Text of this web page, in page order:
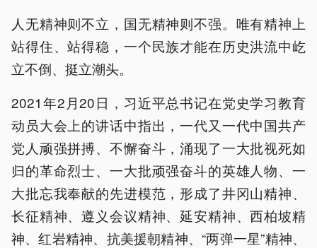
人无精神则不立，国无精神则不强。唯有精神上
站得住、站得稳，一个民族才能在历史洪流中屹
立不倒、挺立潮头。
2021年2月20日，习近平总书记在党史学习教育
动员大会上的讲话中指出，一代又一代中国共产
党人顽强拼搏、不懈奋斗，涌现了一大批视死如
归的革命烈士、一大批顽强奋斗的英雄人物、一
大批忘我奉献的先进模范，形成了井冈山精神、
长征精神、遵义会议精神、延安精神、西柏坡精
神、红岩精神、抗美援朝精神、“两弹一星”精神、